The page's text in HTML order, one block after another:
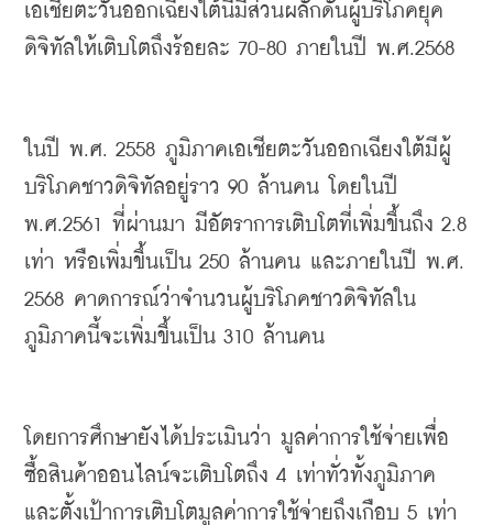
เอเชียตะวันออกเฉียงใต้นี้มีส่วนผลักดันผู้บริโภคยุค
ดิจิทัลให้เติบโตถึงร้อยละ 70-80 ภายในปี พ.ศ.2568
ในปี พ.ศ. 2558 ภูมิภาคเอเชียตะวันออกเฉียงใต้มีผู้
บริโภคชาวดิจิทัลอยู่ราว 90 ล้านคน โดยในปี
พ.ศ.2561 ที่ผ่านมา มีอัตราการเติบโตที่เพิ่มขึ้นถึง
เท่า หรือเพิ่มขึ้นเป็น 250 ล้านคน และภายในปี พ.ศ.
2568 คาดการณ์ว่าจำนวนผู้บริโภคชาวดิจิทัลใน
ภูมิภาคนี้จะเพิ่มขึ้นเป็น 310 ล้านคน
โดยการศึกษายังได้ประเมินว่า มูลค่าการใช้จ่ายเพื่อ
ซื้อสินค้าออนไลน์จะเติบโตถึง 4 เท่าทั่วทั้งภูมิภาค
และตั้งเป้าการเติบโตมูลค่าการใช้จ่ายถึงเกือบ 5 เท่า